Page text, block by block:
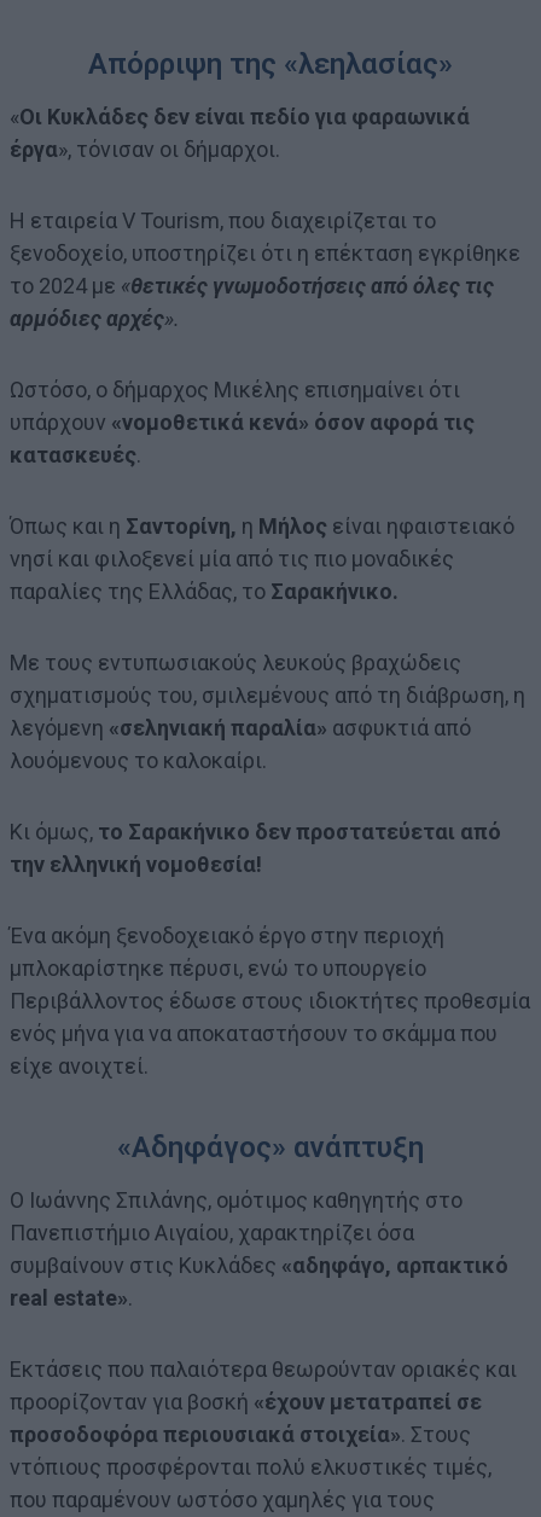
Απόρριψη της «λεηλασίας»
«Οι Κυκλάδες δεν είναι πεδίο για φαραωνικά
έργα», τόνισαν οι δήμαρχοι.
Η εταιρεία V Tourism, που διαχειρίζεται το
ξενοδοχείο, υποστηρίζει ότι η επέκταση εγκρίθηκε
το 2024 με «θετικές γνωμοδοτήσεις από όλες τις
αρμόδιες αρχές».
Ωστόσο, ο δήμαρχος Μικέλης επισημαίνει ότι
υπάρχουν «νομοθετικά κενά» όσον αφορά τις
κατασκευές.
Όπως και η Σαντορίνη, η Μήλος είναι ηφαιστειακό
νησί και φιλοξενεί μία από τις πιο μοναδικές
παραλίες της Ελλάδας, το Σαρακήνικο.
Με τους εντυπωσιακούς λευκούς βραχώδεις
σχηματισμούς του, σμιλεμένους από τη διάβρωση, η
λεγόμενη «σεληνιακή παραλία» ασφυκτιά από
λουόμενους το καλοκαίρι.
Κι όμως, το Σαρακήνικο δεν προστατεύεται από
την ελληνική νομοθεσία!
Ένα ακόμη ξενοδοχειακό έργο στην περιοχή
μπλοκαρίστηκε πέρυσι, ενώ το υπουργείο
Περιβάλλοντος έδωσε στους ιδιοκτήτες προθεσμία
ενός μήνα για να αποκαταστήσουν το σκάμμα που
είχε ανοιχτεί.
«Αδηφάγος» ανάπτυξη
Ο Ιωάννης Σπιλάνης, ομότιμος καθηγητής στο
Πανεπιστήμιο Αιγαίου, χαρακτηρίζει όσα
συμβαίνουν στις Κυκλάδες «αδηφάγο, αρπακτικό
real estate».
Εκτάσεις που παλαιότερα θεωρούνταν οριακές και
προορίζονταν για βοσκή «έχουν μετατραπεί σε
προσοδοφόρα περιουσιακά στοιχεία». Στους
ντόπιους προσφέρονται πολύ ελκυστικές τιμές,
που παραμένουν ωστόσο χαμηλές για τους